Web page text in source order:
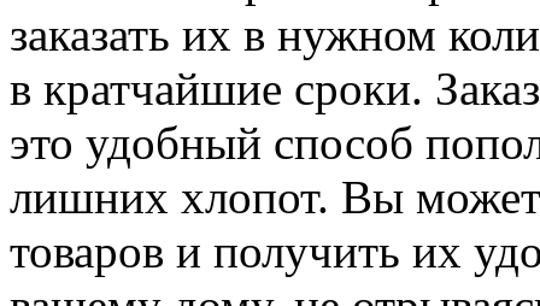
заказать их в нужном
в кратчайшие сроки.
это удобный способ
лишних хлопот. Вы
товаров и получить их